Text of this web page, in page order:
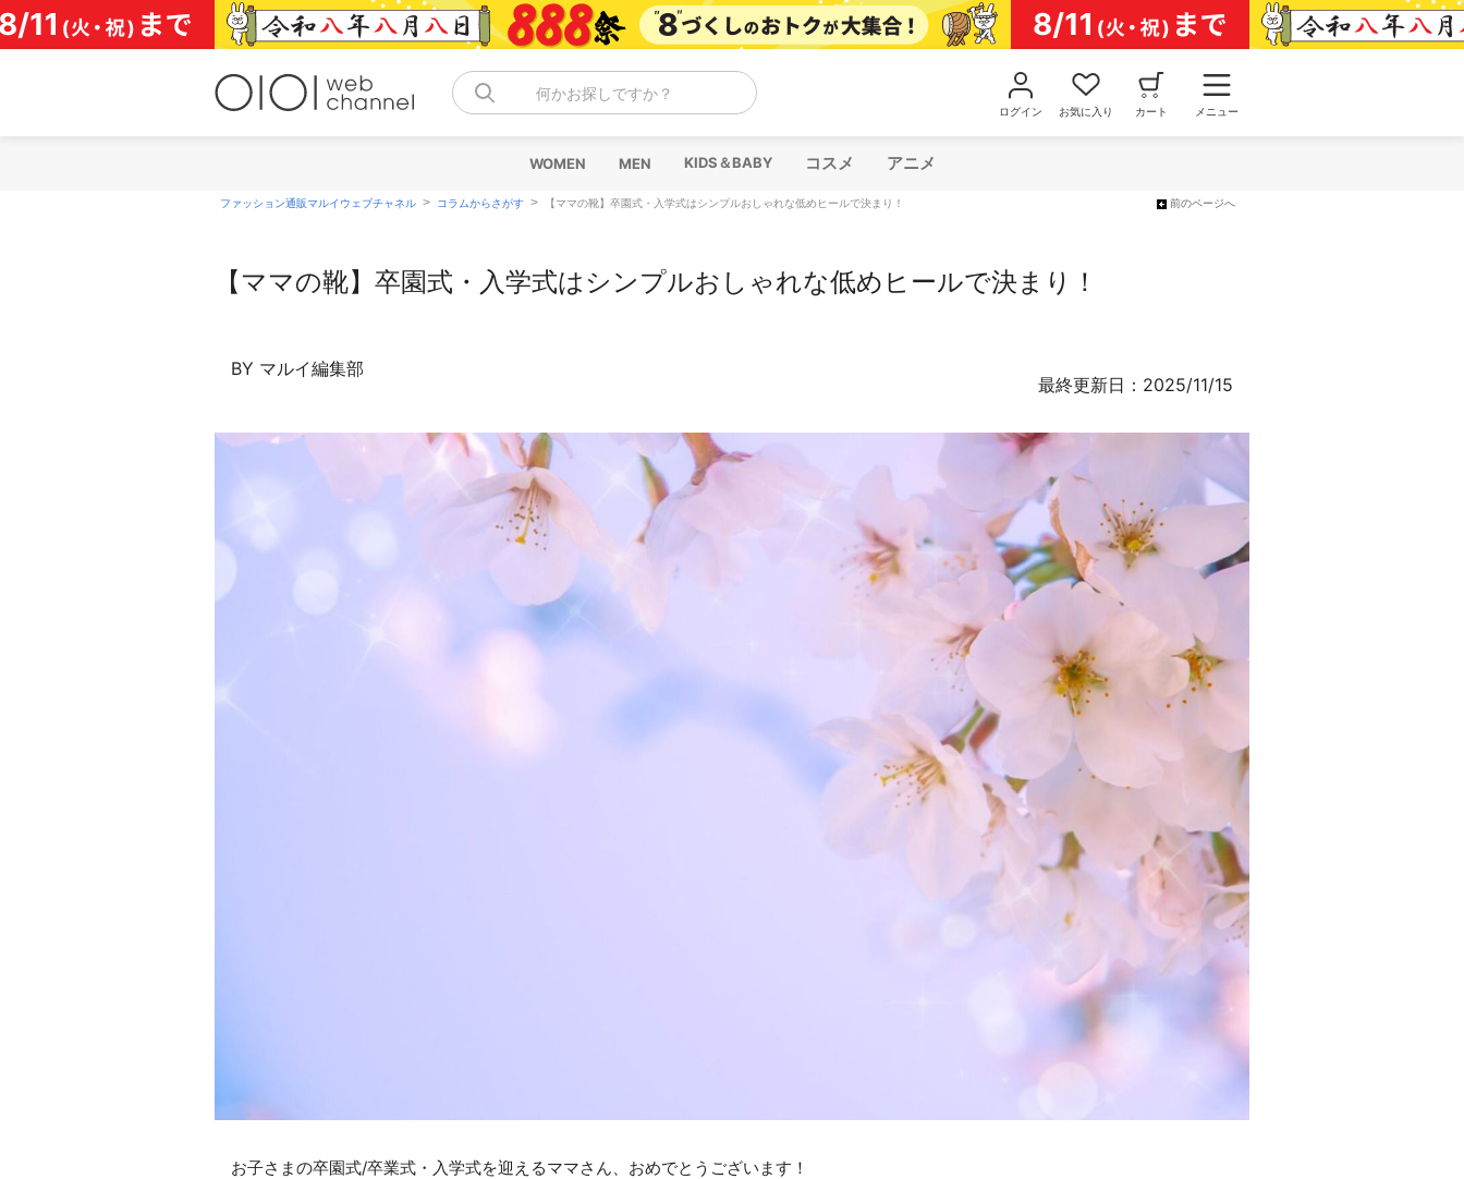
コ
ン
テ
何かお探しですか？
ログイン お気に入り カート メニュー
WOMEN MEN KIDS＆BABY コスメ アニメ
ファッション通販マルイウェブチャネル > コラムからさがす > 【ママの靴】卒園式・入学式はシンプルおしゃれな低めヒールで決まり！ 前のページへ
【ママの靴】卒園式・入学式はシンプルおしゃれな低めヒールで決まり！
BY マルイ編集部
最終更新日：2025/11/15
お子さまの卒園式/卒業式・入学式を迎えるママさん、おめでとうございます！